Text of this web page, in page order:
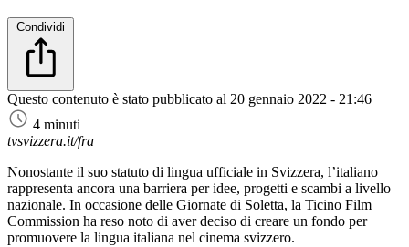
Condividi
Questo contenuto è stato pubblicato al 20 gennaio 2022 - 21:46
4 minuti
tvsvizzera.it/fra
Nonostante il suo statuto di lingua ufficiale in Svizzera, l’italiano
rappresenta ancora una barriera per idee, progetti e scambi a livello
nazionale. In occasione delle Giornate di Soletta, la Ticino Film
Commission ha reso noto di aver deciso di creare un fondo per
promuovere la lingua italiana nel cinema svizzero.